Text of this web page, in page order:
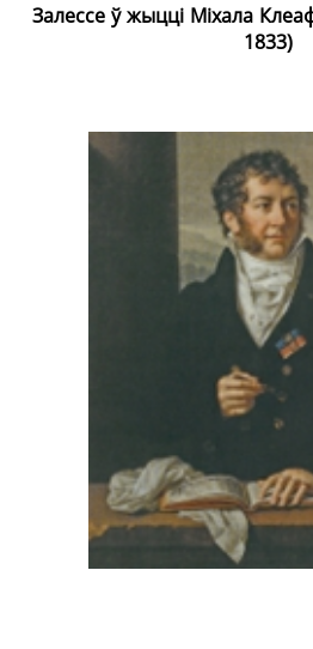
Залессе ў жыцці Міхала
1833)